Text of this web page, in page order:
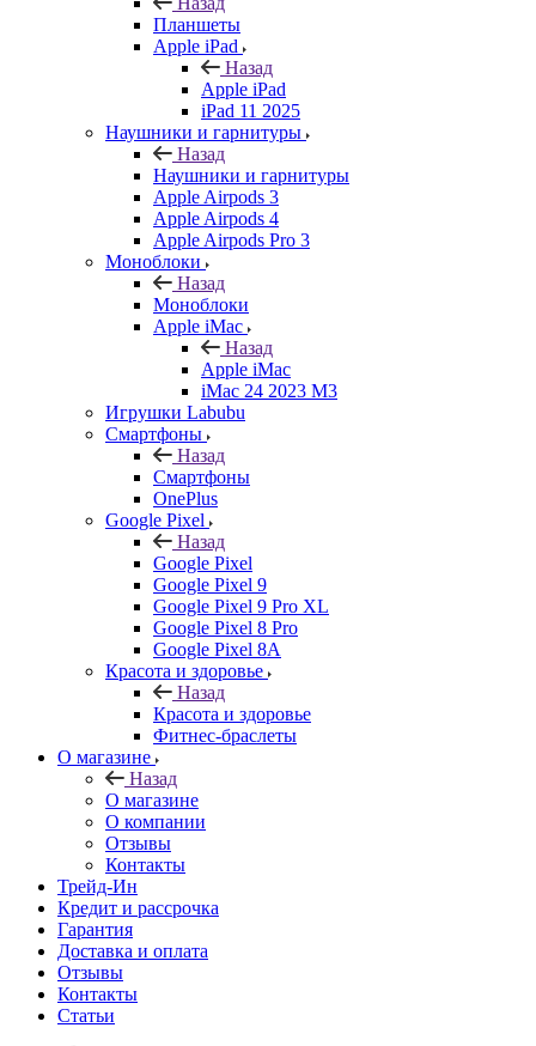
Планшеты
Apple iPad
Назад
Apple iPad
iPad 11 2025
Наушники и гарнитуры
Назад
Наушники и гарнитуры
Apple Airpods 3
Apple Airpods 4
Apple Airpods Pro 3
Моноблоки
Назад
Моноблоки
Apple iMac
Назад
Apple iMac
iMac 24 2023 M3
Игрушки Labubu
Смартфоны
Назад
Смартфоны
OnePlus
Google Pixel
Назад
Google Pixel
Google Pixel 9
Google Pixel 9 Pro XL
Google Pixel 8 Pro
Google Pixel 8A
Красота и здоровье
Назад
Красота и здоровье
Фитнес-браслеты
О магазине
Назад
О магазине
О компании
Отзывы
Контакты
Трейд-Ин
Кредит и рассрочка
Гарантия
Доставка и оплата
Отзывы
Контакты
Статьи